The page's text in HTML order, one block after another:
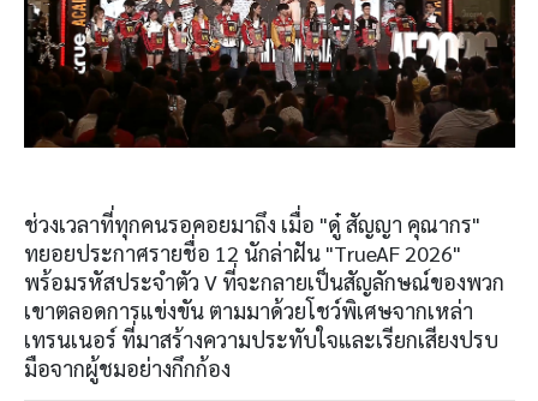
ช่วงเวลาที่ทุกคนรอคอยมาถึง เมื่อ "ดู๋ สัญญา คุณากร"
ทยอยประกาศรายชื่อ 12 นักล่าฝัน "TrueAF 2026"
พร้อมรหัสประจำตัว V ที่จะกลายเป็นสัญลักษณ์ของพวก
เขาตลอดการแข่งขัน ตามมาด้วยโชว์พิเศษจากเหล่า
เทรนเนอร์ ที่มาสร้างความประทับใจและเรียกเสียงปรบ
มือจากผู้ชมอย่างกึกก้อง